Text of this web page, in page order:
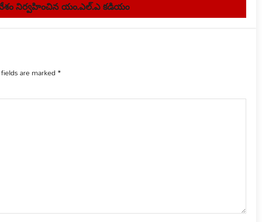
నిర్వహించిన యం.ఎల్.ఎ కడియం
are marked*